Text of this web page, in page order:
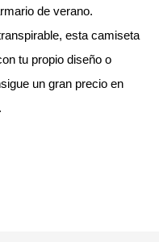
de verano.
esta camiseta
tu propio diseño o
un gran precio en